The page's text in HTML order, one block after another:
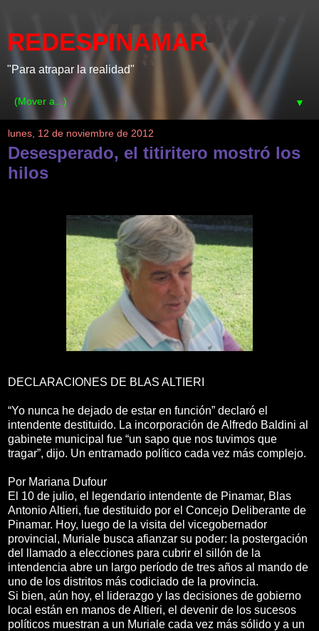
REDESPINAMAR
"Para atrapar la realidad"
▼
lunes, 12 de noviembre de 2012
Desesperado, el titiritero mostró los
hilos
DECLARACIONES DE BLAS ALTIERI
“Yo nunca he dejado de estar en función” declaró el
intendente destituido. La incorporación de Alfredo Baldini al
gabinete municipal fue “un sapo que nos tuvimos que
tragar”, dijo. Un entramado político cada vez más complejo.
Por Mariana Dufour
El 10 de julio, el legendario intendente de Pinamar, Blas
Antonio Altieri, fue destituido por el Concejo Deliberante de
Pinamar. Hoy, luego de la visita del vicegobernador
provincial, Muriale busca afianzar su poder: la postergación
del llamado a elecciones para cubrir el sillón de la
intendencia abre un largo período de tres años al mando de
uno de los distritos más codiciado de la provincia.
Si bien, aún hoy, el liderazgo y las decisiones de gobierno
local están en manos de Altieri, el devenir de los sucesos
políticos muestran a un Muriale cada vez más sólido y a un